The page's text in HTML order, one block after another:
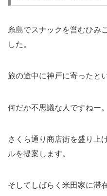
糸島でスナックを営むひみ
した。
旅の途中に神戸に寄ったと
何だか不思議な人ですねー。
さくら通り商店街を盛り上
ルを提案します。
そしてしばらく米田家に滞